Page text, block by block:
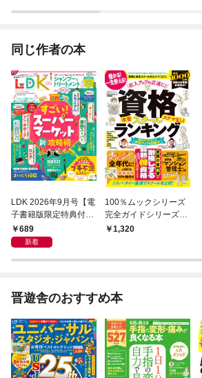
同じ作者の本
LDK 2026年9月号【電
子書籍版限定特典付
き】689
新着
100％ムックシリーズ
完全ガイドシリーズ40
9 資格＆検定スクー
1,320
晋遊舎のおすすめ本